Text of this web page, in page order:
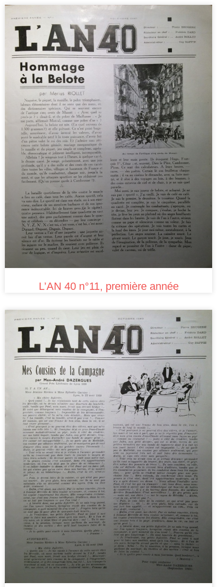
L’AN 40 n°11, première année